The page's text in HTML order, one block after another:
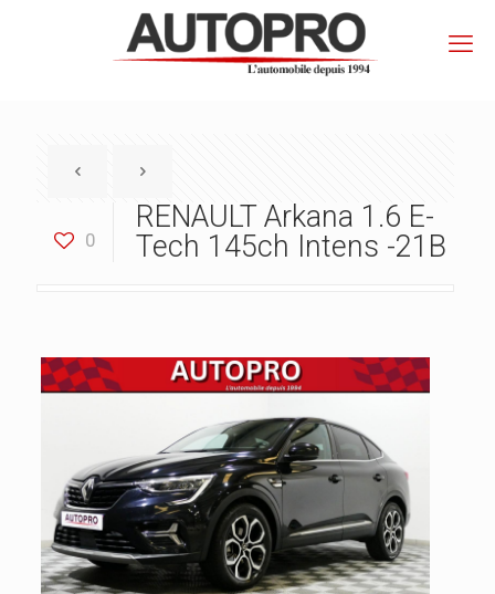
0
RENAULT Arkana 1.6 E-
Tech 145ch Intens -21B